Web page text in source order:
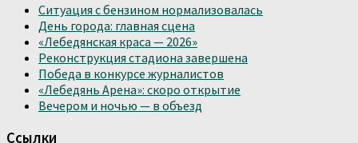
Ситуация с бензином нормализовалась
День города: главная сцена
«Лебедянская краса — 2026»
Реконструкция стадиона завершена
Победа в конкурсе журналистов
«Лебедянь Арена»: скоро открытие
Вечером и ночью — в объезд
Ссылки